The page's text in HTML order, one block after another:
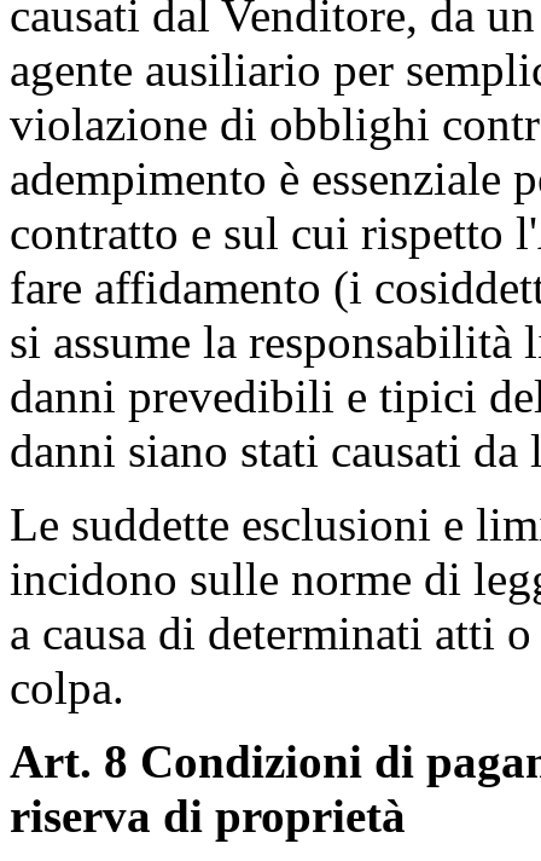
causati dal Venditore, da
agente ausiliario per
violazione di obblighi
adempimento è essenziale
contratto e sul cui rispetto
fare affidamento (i
si assume la
danni prevedibili e tipici
danni siano stati causati da
Le suddette esclusioni e
incidono sulle norme di
a causa di determinati atti
colpa.
Art. 8 Condizioni di
riserva di proprietà